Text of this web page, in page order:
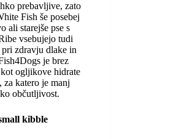
prebavljive, zato
Fish še posebej
ali starejše pse s
vsebujejo tudi
zdravju dlake in
je brez
ogljikove hidrate
za katero je manj
občutljivost.
kibble